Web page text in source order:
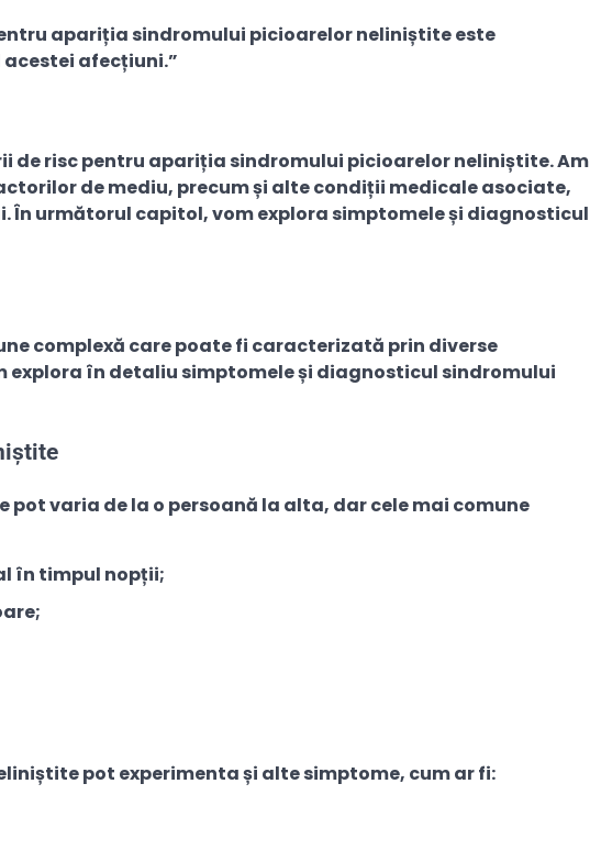
apariția sindromului picioarelor neliniștite este
afecțiuni.”
de risc pentru apariția sindromului picioarelor neliniștite. Am
de mediu, precum și alte condiții medicale asociate,
următorul capitol, vom explora simptomele și diagnosticul
complexă care poate fi caracterizată prin diverse
explora în detaliu simptomele și diagnosticul sindromului
varia de la o persoană la alta, dar cele mai comune
în timpul nopții;
pot experimenta și alte simptome, cum ar fi: